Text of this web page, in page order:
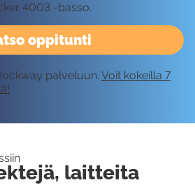
oppitunti
4003 -basso.
palveluun. Voit kokeilla 7
laitteita